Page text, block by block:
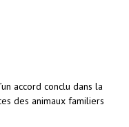
accord conclu dans la
des animaux familiers